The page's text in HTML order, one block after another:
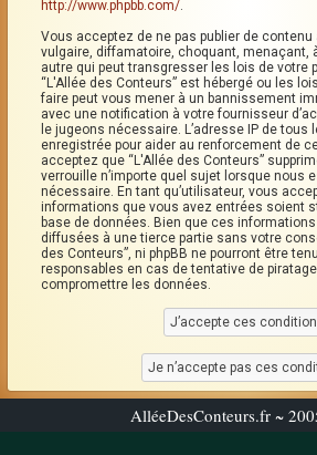
http://www.phpbb.com/.
Vous acceptez de ne pas publier de contenu
vulgaire, diffamatoire, choquant, menaçant,
autre qui peut transgresser les lois de votre
“L'Allée des Conteurs” est hébergé ou les
faire peut vous mener à un bannissement
avec une notification à votre fournisseur
le jugeons nécessaire. L’adresse IP de
enregistrée pour aider au renforcement de
acceptez que “L'Allée des Conteurs”
verrouille n’importe quel sujet lorsque nous
nécessaire. En tant qu’utilisateur, vous
informations que vous avez entrées soient
base de données. Bien que ces
diffusées à une tierce partie sans votre
des Conteurs”, ni phpBB ne pourront être
responsables en cas de tentative de
compromettre les données.
AlléeDesConteurs.fr ~